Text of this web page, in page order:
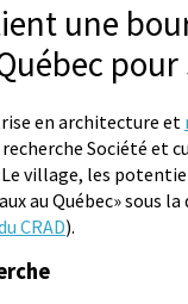
une
en architecture et
Société et
village, les
au Québec» sous
CRAD).